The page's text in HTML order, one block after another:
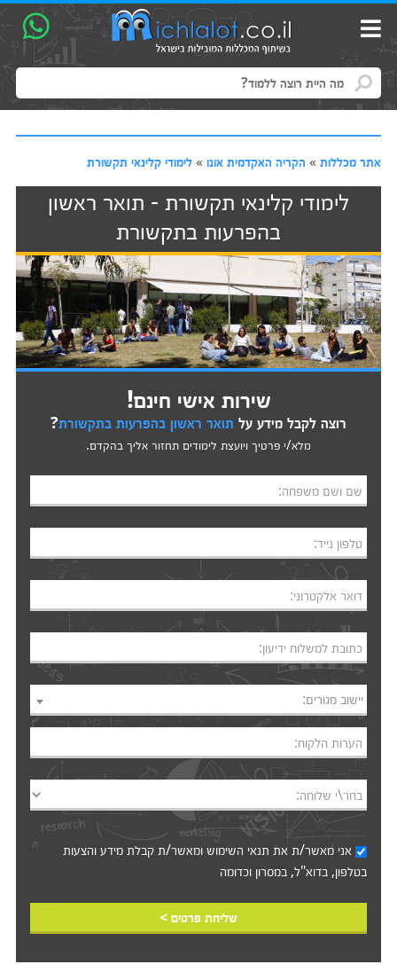
אתר מכללות» הקריה האקדמית אונו» לימודי קלינאי תקשורת
לימודי קלינאי תקשורת - תואר ראשון
בהפרעות בתקשורת
שירות אישי חינם!
רוצה לקבל מידע על תואר ראשון בהפרעות בתקשורת?
מלא/י פרטיך ויועצת לימודים תחזור אליך בהקדם.
שם ושם משפחה:
טלפון נייד:
דואר אלקטרוני:
כתובת למשלוח ידיעון:
יישוב מגורים:
הערות הלקוח:
בחר\י שלוחה:
אני מאשר/ת את תנאי השימושומאשר/ת קבלת מידע והצעות
בטלפון, בדוא"ל, במסרון וכדומה‎‎
שליחת פרטים >